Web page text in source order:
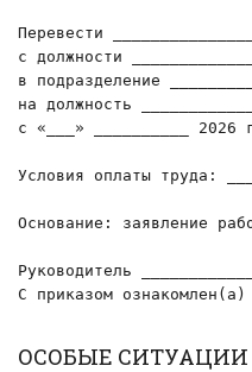
Перевести
с должности
в подразделение
на должность
с «___» __________ 2026
Условия оплаты труда:
Основание: заявление
Руководитель
С приказом
ОСОБЫЕ СИТУАЦИИ